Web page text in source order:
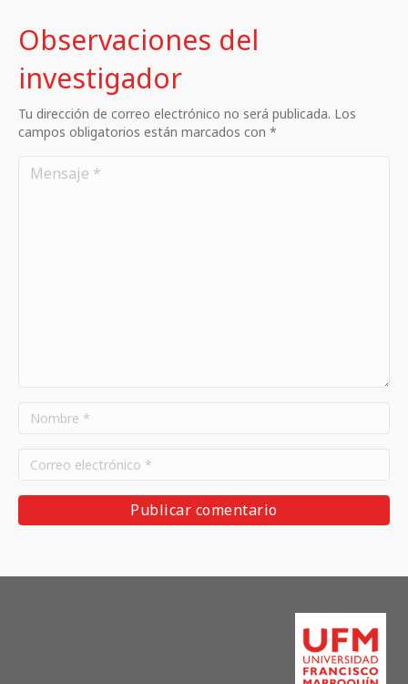
Observaciones del
investigador
Tu dirección de correo electrónico no será publicada. Los
campos obligatorios están marcados con *